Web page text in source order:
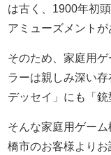
は古く、1900年初
アミューズメントが
そのため、家庭用
ラーは親しみ深い
デッセイ」にも「銃
そんな家庭用ゲー
橋市のお客様よりお